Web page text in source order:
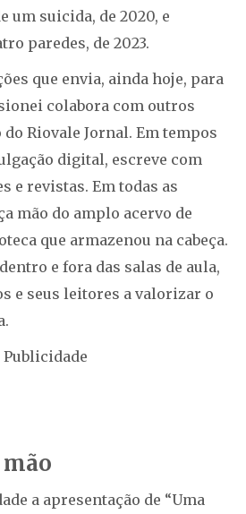
um suicida, de 2020, e
paredes, de 2023.
que envia, ainda hoje, para
colabora com outros
Riovale Jornal. Em tempos
digital, escreve com
e revistas. Em todas as
mão do amplo acervo de
que armazenou na cabeça.
e fora das salas de aula,
e seus leitores a valorizar o
Publicidade
a apresentação de “Uma